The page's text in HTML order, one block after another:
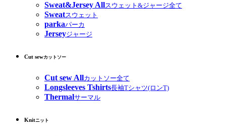
Sweat&Jersey Allスウェット&ジャージ全て
Sweatスウェット
parkaパーカ
Jerseyジャージ
Cut sewカットソー
Cut sew Allカットソー全て
Longsleeves Tshirts長袖Tシャツ(ロンT)
Thermalサーマル
Knitニット